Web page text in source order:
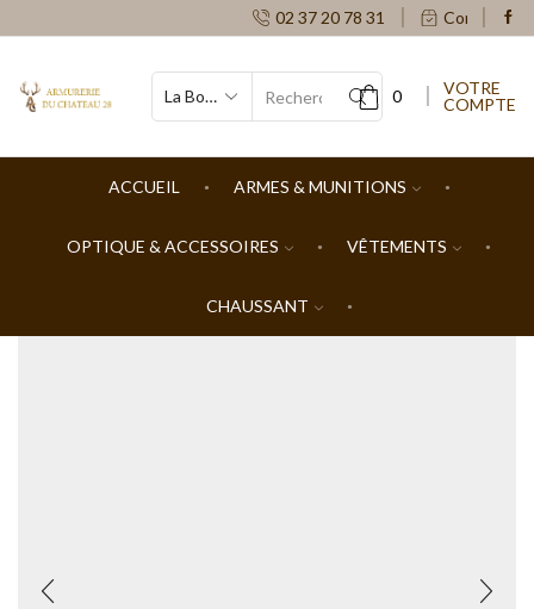
02 37 20 78 31 Contacts
SEARCH
0
VOTRE
COMPTE
ACCUEIL ARMES & MUNITIONS
OPTIQUE & ACCESSOIRES VÊTEMENTS
CHAUSSANT